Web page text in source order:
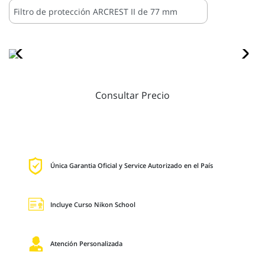
Consultar Precio
Única Garantia Oficial y Service Autorizado en el País
Incluye Curso Nikon School
Atención Personalizada